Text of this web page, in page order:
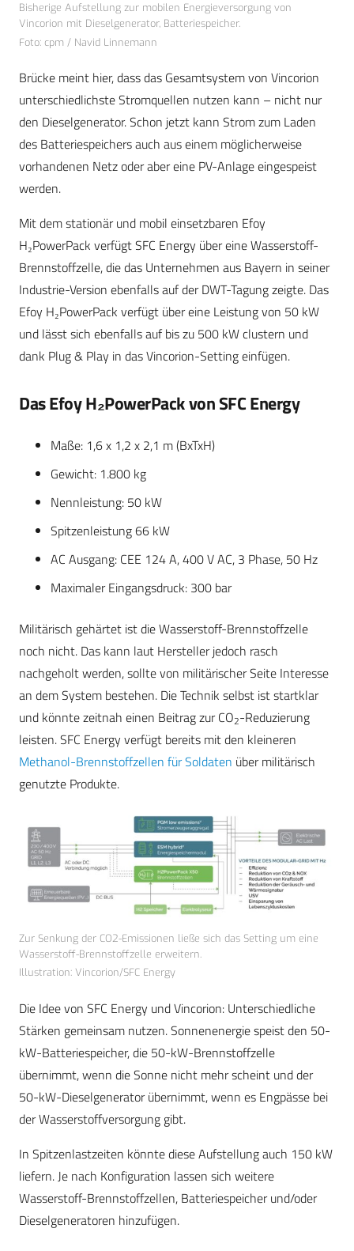
Bisherige Aufstellung zur mobilen Energieversorgung von
Vincorion mit Dieselgenerator, Batteriespeicher.
Foto: cpm / Navid Linnemann
Brücke meint hier, dass das Gesamtsystem von Vincorion
unterschiedlichste Stromquellen nutzen kann – nicht nur
den Dieselgenerator. Schon jetzt kann Strom zum Laden
des Batteriespeichers auch aus einem möglicherweise
vorhandenen Netz oder aber eine PV-Anlage eingespeist
werden.
Mit dem stationär und mobil einsetzbaren Efoy
H₂PowerPack verfügt SFC Energy über eine Wasserstoff-
Brennstoffzelle, die das Unternehmen aus Bayern in seiner
Industrie-Version ebenfalls auf der DWT-Tagung zeigte. Das
Efoy H₂PowerPack verfügt über eine Leistung von 50 kW
und lässt sich ebenfalls auf bis zu 500 kW clustern und
dank Plug & Play in das Vincorion-Setting einfügen.
Das Efoy H₂PowerPack von SFC Energy
Maße: 1,6 x 1,2 x 2,1 m (BxTxH)
Gewicht: 1.800 kg
Nennleistung: 50 kW
Spitzenleistung 66 kW
AC Ausgang: CEE 124 A, 400 V AC, 3 Phase, 50 Hz
Maximaler Eingangsdruck: 300 bar
Militärisch gehärtet ist die Wasserstoff-Brennstoffzelle
noch nicht. Das kann laut Hersteller jedoch rasch
nachgeholt werden, sollte von militärischer Seite Interesse
an dem System bestehen. Die Technik selbst ist startklar
und könnte zeitnah einen Beitrag zur CO2-Reduzierung
leisten. SFC Energy verfügt bereits mit den kleineren
Methanol-Brennstoffzellen für Soldaten über militärisch
genutzte Produkte.
Zur Senkung der CO2-Emissionen ließe sich das Setting um eine
Wasserstoff-Brennstoffzelle erweitern.
Illustration: Vincorion/SFC Energy
Die Idee von SFC Energy und Vincorion: Unterschiedliche
Stärken gemeinsam nutzen. Sonnenenergie speist den 50-
kW-Batteriespeicher, die 50-kW-Brennstoffzelle
übernimmt, wenn die Sonne nicht mehr scheint und der
50-kW-Dieselgenerator übernimmt, wenn es Engpässe bei
der Wasserstoffversorgung gibt.
In Spitzenlastzeiten könnte diese Aufstellung auch 150 kW
liefern. Je nach Konfiguration lassen sich weitere
Wasserstoff-Brennstoffzellen, Batteriespeicher und/oder
Dieselgeneratoren hinzufügen.